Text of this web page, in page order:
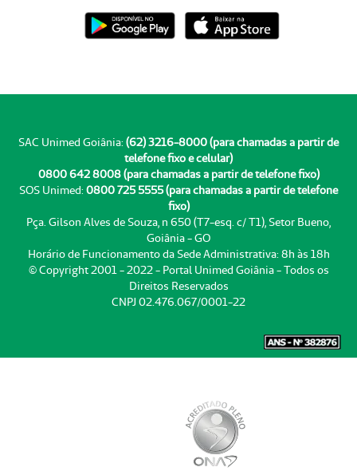
SAC Unimed Goiânia: (62) 3216-8000 (para chamadas a partir de
telefone fixo e celular)
0800 642 8008 (para chamadas a partir de telefone fixo)
SOS Unimed: 0800 725 5555 (para chamadas a partir de telefone
fixo)
Pça. Gilson Alves de Souza, n 650 (T7-esq. c/ T1), Setor Bueno,
Goiânia - GO
Horário de Funcionamento da Sede Administrativa: 8h às 18h
© Copyright 2001 - 2022 - Portal Unimed Goiânia - Todos os
Direitos Reservados
CNPJ 02.476.067/0001-22